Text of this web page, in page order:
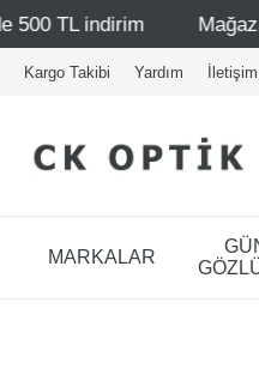
Mağazalarımız – Bağdat
Kargo Takibi Yardım İletişim
MARKALAR